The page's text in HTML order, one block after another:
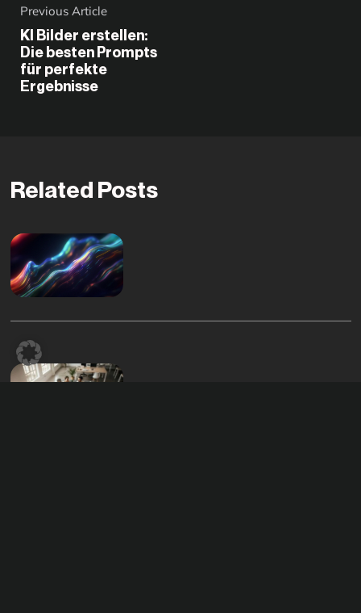
Previous Article
KI Bilder erstellen:
Die besten Prompts
für perfekte
Ergebnisse
Related Posts